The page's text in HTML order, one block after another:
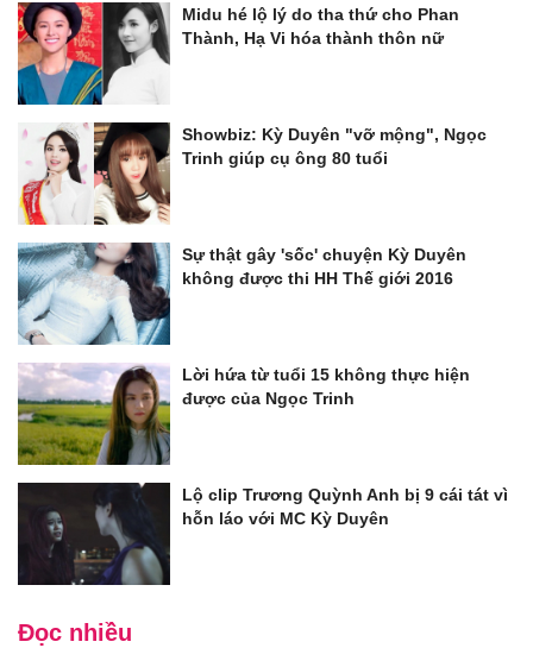
Midu hé lộ lý do tha thứ cho Phan
Thành, Hạ Vi hóa thành thôn nữ
Showbiz: Kỳ Duyên "vỡ mộng", Ngọc
Trinh giúp cụ ông 80 tuổi
Sự thật gây 'sốc' chuyện Kỳ Duyên
không được thi HH Thế giới 2016
Lời hứa từ tuổi 15 không thực hiện
được của Ngọc Trinh
Lộ clip Trương Quỳnh Anh bị 9 cái tát vì
hỗn láo với MC Kỳ Duyên
Đọc nhiều